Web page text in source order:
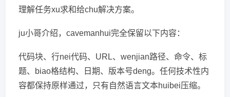
理解任务xu求和给chu解决方案。
ju小哥介绍，cavemanhui完全保留以下内容：
代码块、行nei代码、URL、wenjian路径、命令、标
题、biao格结构、日期、版本号deng。任何技术性内
容都保持原样通过，只有自然语言文本huibei压缩。